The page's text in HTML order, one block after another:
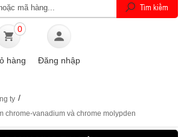
0
hàng Đăng nhập
ty /
chrome-vanadium và chrome molypden